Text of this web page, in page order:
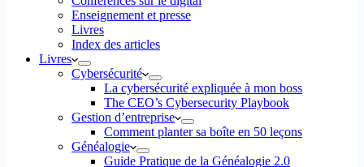
Enseignement et presse
Livres
Index des articles
Livres
Cybersécurité
La cybersécurité expliquée à mon boss
The CEO’s Cybersecurity Playbook
Gestion d’entreprise
Comment planter sa boîte en 50 leçons
Généalogie
Guide Pratique de la Généalogie 2.0